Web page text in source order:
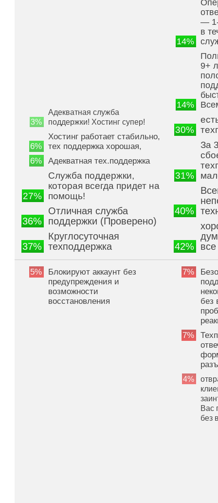
3%
Адекватная служба
поддержки! Хостинг супер!
6%
Хостинг работает стабильно,
тех поддержка хорошая,
6% Адекватная тех.поддержка
27%
Служба поддержки,
которая всегда придет на
помощь!
36%
Отличная служба
поддержки (Проверено)
37%
Круглосуточная
техподдержка
14%
—
в
14%
9+
30%
31%
За
40%
42%
5%
Блокируют аккаунт без
предупреждения и
возможности
восстановления
7%
без
7%
4%
Вас
без